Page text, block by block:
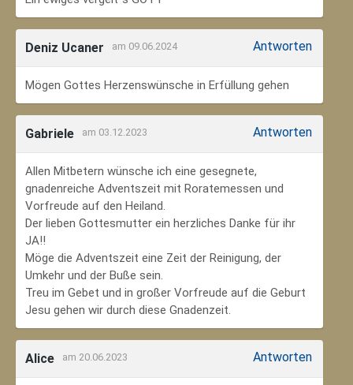
Deniz Ucaner am 09.06.2024 Antworten
Mögen Gottes Herzenswünsche in Erfüllung gehen
Gabriele am 03.12.2023 Antworten
Allen Mitbetern wünsche ich eine gesegnete,
gnadenreiche Adventszeit mit Roratemessen und
Vorfreude auf den Heiland.
Der lieben Gottesmutter ein herzliches Danke für ihr
JA!!
Möge die Adventszeit eine Zeit der Reinigung, der
Umkehr und der Buße sein.
Treu im Gebet und in großer Vorfreude auf die Geburt
Jesu gehen wir durch diese Gnadenzeit.
Alice am 20.06.2023 Antworten